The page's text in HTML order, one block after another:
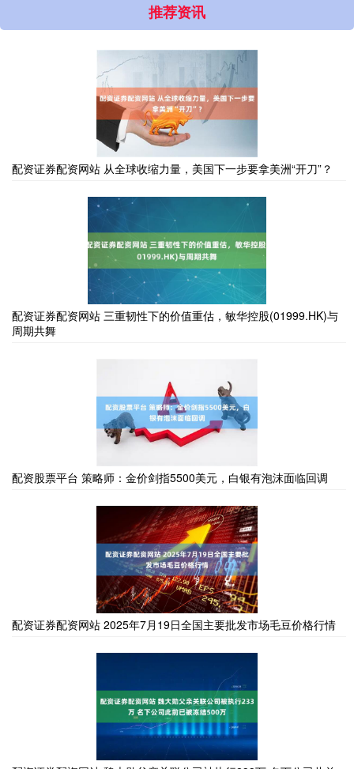
推荐资讯
配资证券配资网站 从全球收缩力量，美国下一步要拿美洲“开刀”？
配资证券配资网站 三重韧性下的价值重估，敏华控股(01999.HK)与
周期共舞
配资股票平台 策略师：金价剑指5500美元，白银有泡沫面临回调
配资证券配资网站 2025年7月19日全国主要批发市场毛豆价格行情